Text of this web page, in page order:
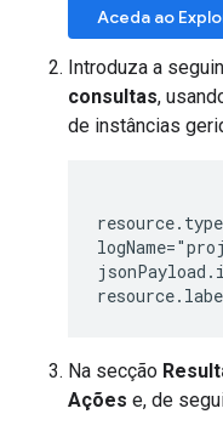
Aceda ao
Introduza a
consultas,
de instâncias
Na secção
Ações e, de